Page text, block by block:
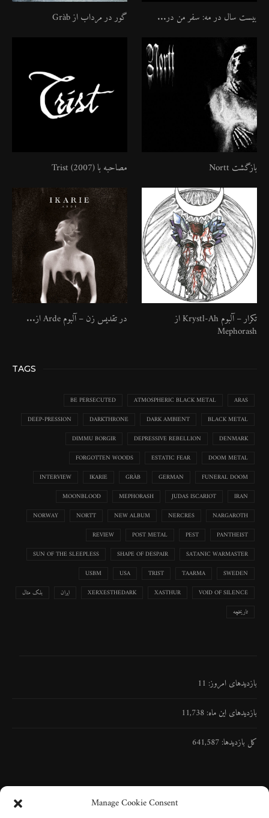
Manage Cookie Consent
بیست سال در مه: سفر من در... گور در مرداب از Gràb
بازگشت Nortt مصاحبه با Trist (2007)
تکرار – آلبوم Krystl​-​Ah از
Mephorash
در تقدیس زن – آلبوم Arde از...
TAGS
ARAS
ATMOSPHERIC BLACK METAL
BE PERSECUTED
BLACK METAL
DARK AMBIENT
DARKTHRONE
DEEP-PRESSION
DENMARK
DEPRESSIVE REBELLION
DIMMU BORGIR
DOOM METAL
ESTATIC FEAR
FORGOTTEN WOODS
FUNERAL DOOM
GERMAN
GRÀB
IKARIE
INTERVIEW
IRAN
JUDAS ISCARIOT
MEPHORASH
MOONBLOOD
NARGAROTH
NERCRES
NEW ALBUM
NORTT
NORWAY
PANTHEIST
PEST
POST METAL
REVIEW
SATANIC WARMASTER
SHAPE OF DESPAIR
SUN OF THE SLEEPLESS
SWEDEN
TAARMA
TRIST
USA
USBM
VOID OF SILENCE
XASTHUR
XERXESTHEDARK ایران
بلک متال
تاریخچه
بازدیدهای امروز: 11
بازدیدهای این ماه: 11,738
کل بازدیدها: 641,587